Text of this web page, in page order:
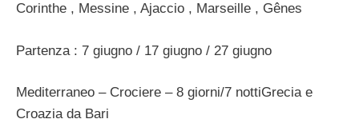
Corinthe , Messine , Ajaccio , Marseille , Gênes
Partenza : 7 giugno / 17 giugno / 27 giugno
Mediterraneo – Crociere – 8 giorni/7 nottiGrecia e
Croazia da Bari